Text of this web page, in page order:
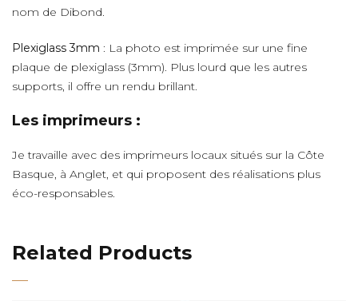
nom de Dibond.
Plexiglass 3mm : La photo est imprimée sur une fine
plaque de plexiglass (3mm). Plus lourd que les autres
supports, il offre un rendu brillant.
Les imprimeurs :
Je travaille avec des imprimeurs locaux situés sur la Côte
Basque, à Anglet, et qui proposent des réalisations plus
éco-responsables.
Related Products